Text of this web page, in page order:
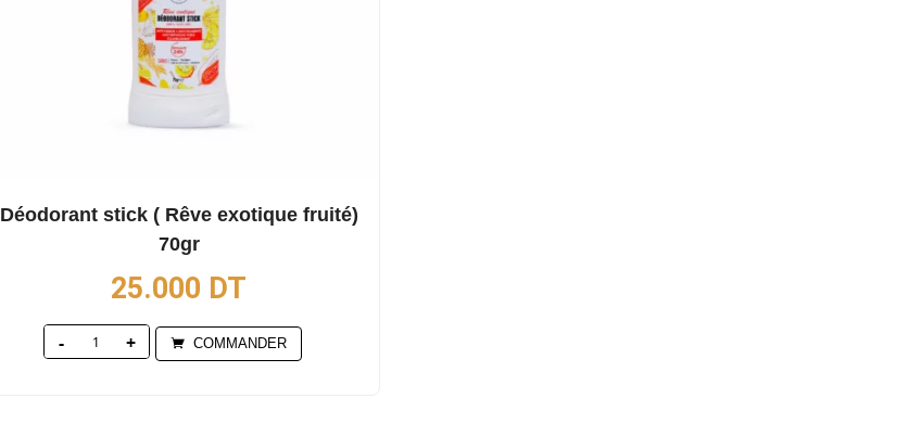
Déodorant stick ( Rêve exotique fruité)
70gr
25.000 DT
Quantity COMMANDER